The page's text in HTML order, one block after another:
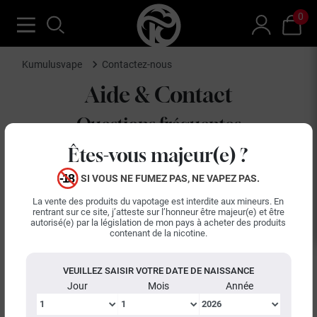
Êtes-vous majeur(e) ?
SI VOUS NE FUMEZ PAS, NE VAPEZ PAS.
La vente des produits du vapotage est interdite aux mineurs. En
rentrant sur ce site, j’atteste sur l’honneur être majeur(e) et être
autorisé(e) par la législation de mon pays à acheter des produits
contenant de la nicotine.
VEUILLEZ SAISIR VOTRE DATE DE NAISSANCE
Jour Mois Année
0
Kumulusvape Contactez-nous
Aide & Contact
Questions fréquentes
QUELS SONT LES MODES, DÉLAIS ET COÛTS DE
LIVRAISON POUR MA COMMANDE ?
COMMENT PUIS-JE SUIVRE MA COMMANDE ?
MON PRODUIT DE VAPOTAGE EST DÉFECTUEUX OU EN